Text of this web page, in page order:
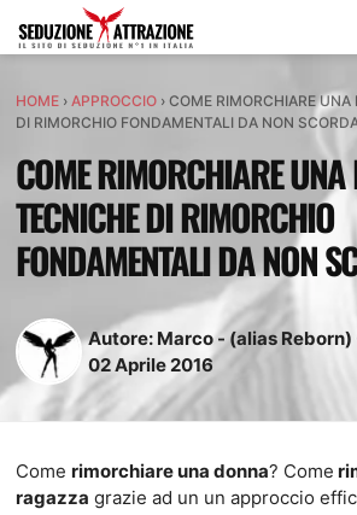
HOME› APPROCCIO› COME RIMORCHIARE
DI RIMORCHIO FONDAMENTALI DA NON
COME RIMORCHIARE UNA
TECNICHE DI RIMORCHIO
FONDAMENTALI DA NON
Autore: Marco - (alias Reborn)
02Aprile 2016
Come rimorchiare una donna? Come
ragazza grazie ad un un approccio